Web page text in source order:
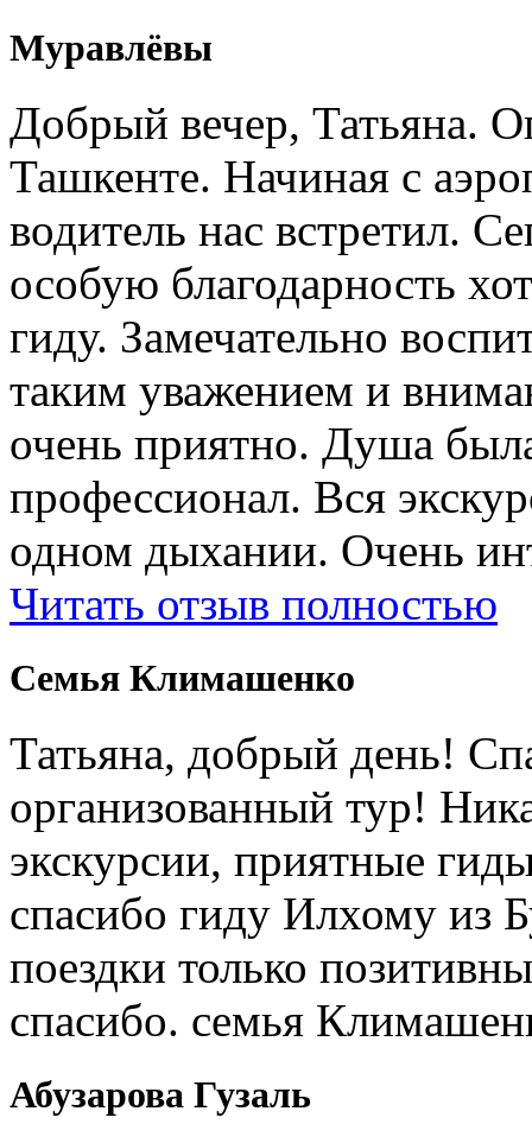
Муравлёвы
Добрый вечер, Татьяна.
Ташкенте. Начиная с
водитель нас встретил.
особую благодарность
гиду. Замечательно
таким уважением и
очень приятно. Душа
профессионал. Вся
одном дыхании. Очень
Читать отзыв полностью
Cемья Климашенко
Татьяна, добрый день!
организованный тур!
экскурсии, приятные
спасибо гиду Илхому из
поездки только
спасибо. семья
Абузарова Гузаль